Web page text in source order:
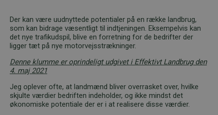
Der kan være uudnyttede potentialer på en række landbrug,
som kan bidrage væsentligt til indtjeningen. Eksempelvis kan
det nye trafikudspil, blive en forretning for de bedrifter der
ligger tæt på nye motorvejsstrækninger.
Denne klumme er oprindeligt udgivet i Effektivt Landbrug den
4. maj 2021
Jeg oplever ofte, at landmænd bliver overrasket over, hvilke
skjulte værdier bedriften indeholder, og ikke mindst det
økonomiske potentiale der er i at realisere disse værdier.